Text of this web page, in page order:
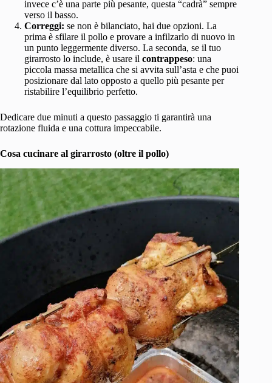
invece c’è una parte più pesante, questa “cadrà” sempre
verso il basso.
Correggi: se non è bilanciato, hai due opzioni. La
prima è sfilare il pollo e provare a infilzarlo di nuovo in
un punto leggermente diverso. La seconda, se il tuo
girarrosto lo include, è usare il contrappeso: una
piccola massa metallica che si avvita sull’asta e che puoi
posizionare dal lato opposto a quello più pesante per
ristabilire l’equilibrio perfetto.
Dedicare due minuti a questo passaggio ti garantirà una
rotazione fluida e una cottura impeccabile.
Cosa cucinare al girarrosto (oltre il pollo)